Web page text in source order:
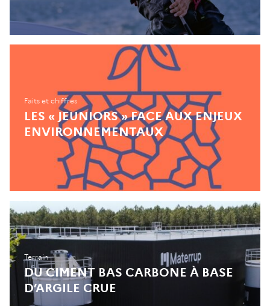
Faits et chiffres
LES « JEUNIORS » FACE AUX ENJEUX
ENVIRONNEMENTAUX
Terrain
DU CIMENT BAS CARBONE À BASE
D’ARGILE CRUE